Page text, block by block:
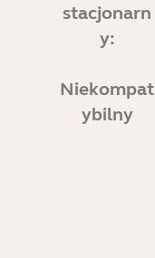
stacjonarn
y:
Niekompat
ybilny